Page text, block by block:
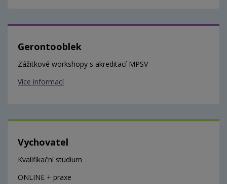
Gerontooblek
Zážitkové workshopy s akreditací MPSV
Více informací
Vychovatel
Kvalifikační studium
ONLINE + praxe